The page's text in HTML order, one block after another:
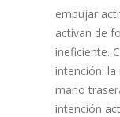
empujar
activan de
ineficiente.
intención: la
mano
intención